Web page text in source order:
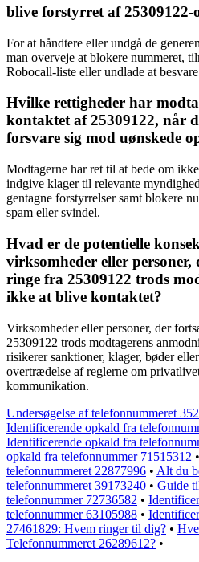
blive forstyrret af 25309122-
For at håndtere eller undgå de
man overveje at blokere nummeret,
Robocall-liste eller undlade at
Hvilke rettigheder har
kontaktet af 25309122, når
forsvare sig mod uønskede
Modtagerne har ret til at bede om
indgive klager til relevante
gentagne forstyrrelser samt blokere
spam eller svindel.
Hvad er de potentielle
virksomheder eller
ringe fra 25309122 trods
ikke at blive kontaktet?
Virksomheder eller personer, der
25309122 trods modtagerens
risikerer sanktioner, klager, bøder
overtrædelse af reglerne om
kommunikation.
Undersøgelse af telefonnummeret
Identificerende opkald fra
Identificerende opkald fra
opkald fra telefonnummer 71515312 •
telefonnummeret 22877996 • Alt du
telefonnummeret 39173240 • Guide
telefonnummer 72736582 •
telefonnummer 63105988 •
27461829: Hvem ringer til dig? •
Telefonnummeret 26289612? •